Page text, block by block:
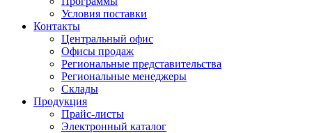
Условия поставки
Контакты
Центральный офис
Офисы продаж
Региональные представительства
Региональные менеджеры
Склады
Продукция
Прайс-листы
Электронный каталог